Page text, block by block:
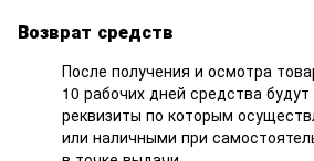
Возврат средств
После получения и осмотра
10 рабочих дней средства
реквизиты по которым
или наличными при